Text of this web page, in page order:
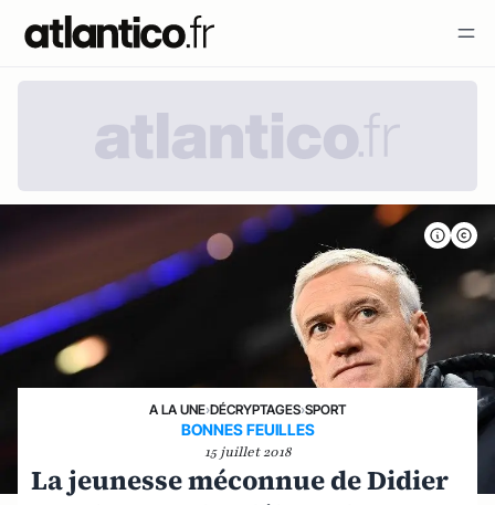
A LA UNE›DÉCRYPTAGES›SPORT
BONNES FEUILLES
15 juillet 2018
La jeunesse méconnue de Didier